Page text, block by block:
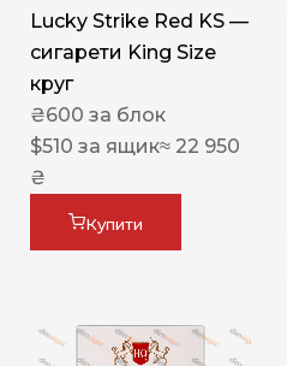
Lucky Strike Red KS —
сигарети King Size
круг
₴600 за блок
$510 за ящик≈ 22 950
₴
Купити